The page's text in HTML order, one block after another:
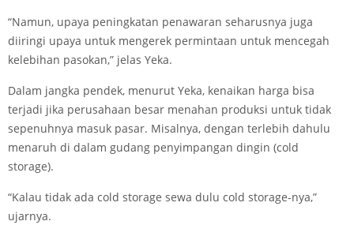
“Namun, upaya peningkatan penawaran seharusnya juga
diiringi upaya untuk mengerek permintaan untuk mencegah
kelebihan pasokan,” jelas Yeka.
Dalam jangka pendek, menurut Yeka, kenaikan harga bisa
terjadi jika perusahaan besar menahan produksi untuk tidak
sepenuhnya masuk pasar. Misalnya, dengan terlebih dahulu
menaruh di dalam gudang penyimpangan dingin (cold
storage).
“Kalau tidak ada cold storage sewa dulu cold storage-nya,”
ujarnya.